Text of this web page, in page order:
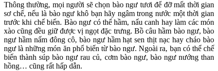
Thông thường, mọi người sẽ chọn bào ngư tươi để đỡ mất thời gian
sơ chế, nếu là bào ngư khô bạn hãy ngâm trong nước một thời gian
trước khi chế biến. Bào ngư có thể hầm, nấu canh hay làm các món
xào cũng đều giữ được vị ngọt đặc trưng. Bồ câu hầm bào ngư, bào
ngư hầm nấm đông cô, bào ngư hầm hạt sen thịt nạc hay cháo bào
ngư là những món ăn phổ biến từ bào ngư. Ngoài ra, bạn có thể chế
biến thành súp bào ngư rau củ, cơm bào ngư, bào ngư nướng than
hồng… cũng rất hấp dẫn.